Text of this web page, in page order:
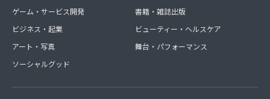
ゲーム・サービス開発
ビジネス・起業
アート・写真
ソーシャルグッド
書籍・雑誌出版
ビューティー・ヘルスケア
舞台・パフォーマンス